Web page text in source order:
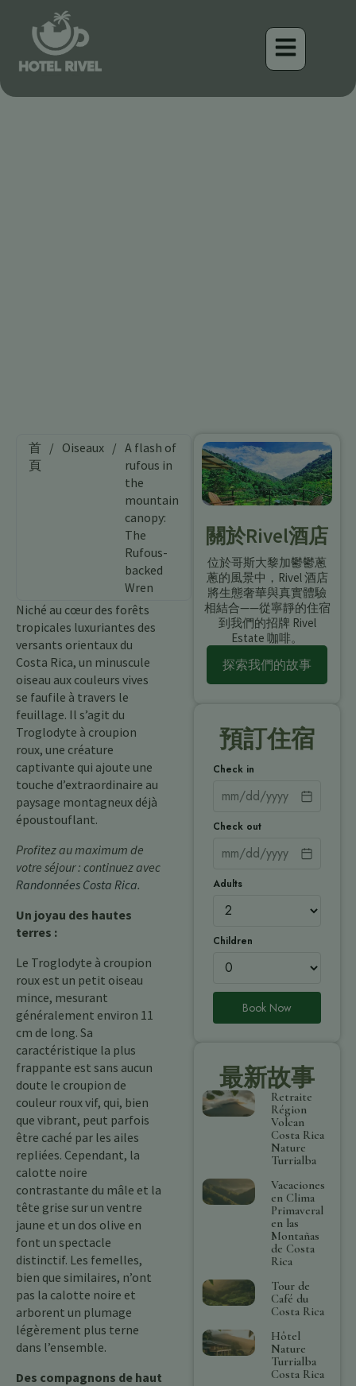
首
頁
/ Oiseaux / A flash of
rufous in
the
mountain
canopy:
The
Rufous-
backed
Wren
Niché au cœur des forêts
tropicales luxuriantes des
versants orientaux du
Costa Rica, un minuscule
oiseau aux couleurs vives
se faufile à travers le
feuillage. Il s’agit du
Troglodyte à croupion
roux, une créature
captivante qui ajoute une
touche d’extraordinaire au
paysage montagneux déjà
époustouflant.
Profitez au maximum de
votre séjour : continuez avec
Randonnées Costa Rica.
Un joyau des hautes
terres :
Le Troglodyte à croupion
roux est un petit oiseau
mince, mesurant
généralement environ 11
cm de long. Sa
caractéristique la plus
frappante est sans aucun
doute le croupion de
couleur roux vif, qui, bien
que vibrant, peut parfois
être caché par les ailes
repliées. Cependant, la
calotte noire
contrastante du mâle et la
tête grise sur un ventre
jaune et un dos olive en
font un spectacle
distinctif. Les femelles,
bien que similaires, n’ont
pas la calotte noire et
arborent un plumage
légèrement plus terne
dans l’ensemble.
Des compagnons de haut
關於Rivel酒店
位於哥斯大黎加鬱鬱蔥
蔥的風景中，Rivel 酒店
將生態奢華與真實體驗
相結合——從寧靜的住宿
到我們的招牌 Rivel
Estate 咖啡。
探索我們的故事
預訂住宿
Check in
Check out
Adults
Children
Book Now
最新故事
Retraite
Région
Volcan
Costa Rica
Nature
Turrialba
Vacaciones
en Clima
Primaveral
en las
Montañas
de Costa
Rica
Tour de
Café du
Costa Rica
Hôtel
Nature
Turrialba
Costa Rica